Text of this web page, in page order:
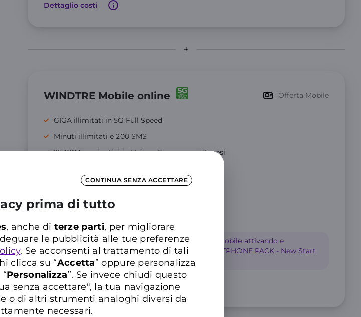
CONTINUA SENZA ACCETTARE
prima di tutto
, anche di terze parti, per migliorare
le pubblicità alle tue preferenze
. Se acconsenti al trattamento di tali
clicca su “Accetta” oppure personalizza
Personalizza”. Se invece chiudi questo
senza accettare", la tua navigazione
o di altri strumenti analoghi diversi da
necessari.
Dettaglio costi
WINDTRE Mobile online Offerta Mobile
GIGA illimitati in 5G Full Speed
Minuti illimitati e 200 SMS
25 GIGA aggiuntivi in Unione Europea per 3 mesi
al mese
Promo
Risparmi 108€in 36 mesi su questa offerta mobile attivando e
mantenendo attiva l'offerta Luce&Gas “SMARTPHONE PACK - New Start
Casa Sconto Multiservice”.
Info 5G e condizioni traffico illimitato